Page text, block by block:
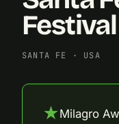
Festival
SANTA FE · USA
★Milagro